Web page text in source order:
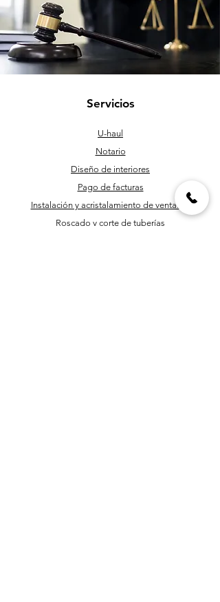
Servicios
U-haul
Notario
Diseño de interiores
Pago de facturas
Instalación y acristalamiento de ventanas
Roscado y corte de tuberías